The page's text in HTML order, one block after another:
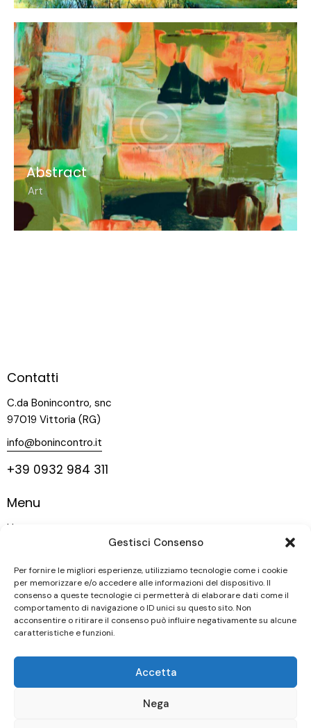
Gestisci Consenso
Per fornire le migliori esperienze, utilizziamo tecnologie come i cookie
per memorizzare e/o accedere alle informazioni del dispositivo. Il
consenso a queste tecnologie ci permetterà di elaborare dati come il
comportamento di navigazione o ID unici su questo sito. Non
acconsentire o ritirare il consenso può influire negativamente su alcune
caratteristiche e funzioni.
Accetta
Nega
Abstract
Art
Contatti
C.da Bonincontro, snc
97019 Vittoria (RG)
info@bonincontro.it
+39 0932 984 311
Menu
Home
Vigneti
Vini
Contatti